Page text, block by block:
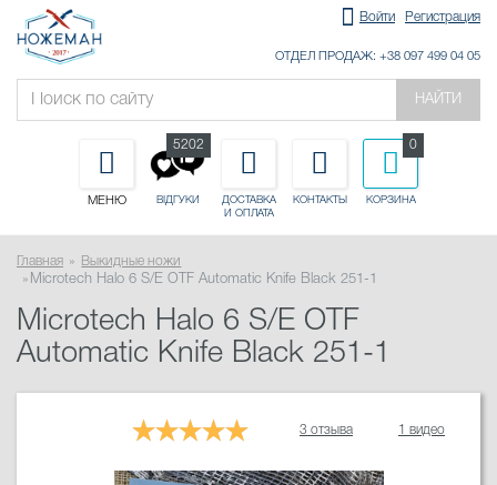
Войти Регистрация
ОТДЕЛ ПРОДАЖ: +38 097 499 04 05
НАЙТИ
МЕНЮ ВІДГУКИ
5202
ДОСТАВКА
И ОПЛАТА
КОНТАКТЫ КОРЗИНА
0
Главная
Выкидные ножи
Microtech Halo 6 S/E OTF Automatic Knife Black 251-1
Microtech Halo 6 S/E OTF
Automatic Knife Black 251-1
3 отзыва 1 видео